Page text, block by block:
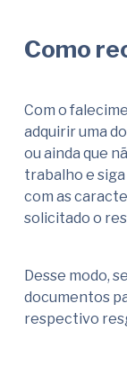
Como
Com o
adquirir uma
ou ainda que
trabalho e
com as
solicitado o
Desse modo,
documentos
respectivo